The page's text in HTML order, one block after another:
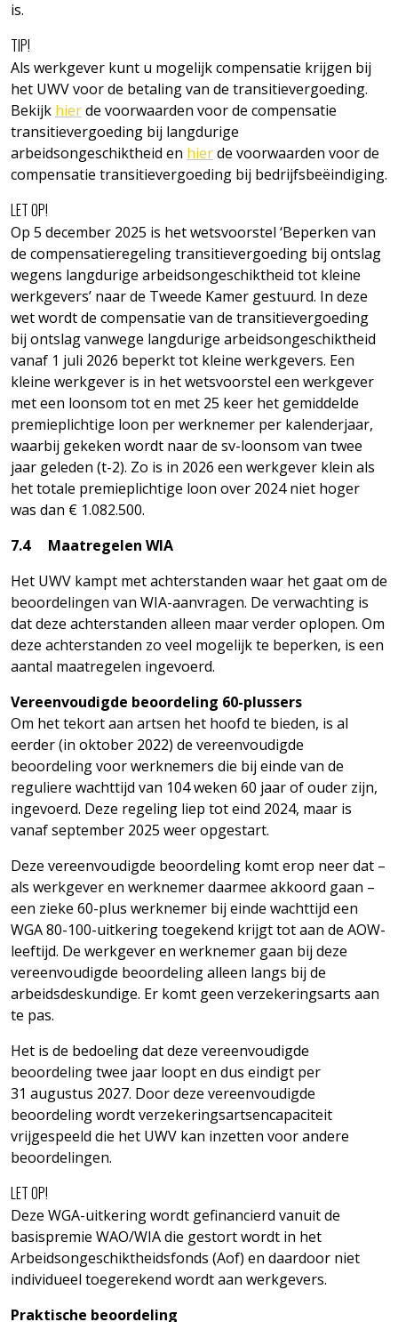
is.
TIP!
Als werkgever kunt u mogelijk compensatie krijgen bij
het UWV voor de betaling van de transitievergoeding.
Bekijk hierde voorwaarden voor de compensatie
transitievergoeding bij langdurige
arbeidsongeschiktheid en hierde voorwaarden voor de
compensatie transitievergoeding bij bedrijfsbeëindiging.
LET OP!
Op 5 december 2025 is het wetsvoorstel ‘Beperken van
de compensatieregeling transitievergoeding bij ontslag
wegens langdurige arbeidsongeschiktheid tot kleine
werkgevers’ naar de Tweede Kamer gestuurd. In deze
wet wordt de compensatie van de transitievergoeding
bij ontslag vanwege langdurige arbeidsongeschiktheid
vanaf 1 juli 2026 beperkt tot kleine werkgevers. Een
kleine werkgever is in het wetsvoorstel een werkgever
met een loonsom tot en met 25 keer het gemiddelde
premieplichtige loon per werknemer per kalenderjaar,
waarbij gekeken wordt naar de sv-loonsom van twee
jaar geleden (t-2). Zo is in 2026 een werkgever klein als
het totale premieplichtige loon over 2024 niet hoger
was dan € 1.082.500.
7.4 Maatregelen WIA
Het UWV kampt met achterstanden waar het gaat om de
beoordelingen van WIA-aanvragen. De verwachting is
dat deze achterstanden alleen maar verder oplopen. Om
deze achterstanden zo veel mogelijk te beperken, is een
aantal maatregelen ingevoerd.
Vereenvoudigde beoordeling 60-plussers
Om het tekort aan artsen het hoofd te bieden, is al
eerder (in oktober 2022) de vereenvoudigde
beoordeling voor werknemers die bij einde van de
reguliere wachttijd van 104 weken 60 jaar of ouder zijn,
ingevoerd. Deze regeling liep tot eind 2024, maar is
vanaf september 2025 weer opgestart.
Deze vereenvoudigde beoordeling komt erop neer dat –
als werkgever en werknemer daarmee akkoord gaan –
een zieke 60-plus werknemer bij einde wachttijd een
WGA 80-100-uitkering toegekend krijgt tot aan de AOW-
leeftijd. De werkgever en werknemer gaan bij deze
vereenvoudigde beoordeling alleen langs bij de
arbeidsdeskundige. Er komt geen verzekeringsarts aan
te pas.
Het is de bedoeling dat deze vereenvoudigde
beoordeling twee jaar loopt en dus eindigt per
31 augustus 2027. Door deze vereenvoudigde
beoordeling wordt verzekeringsartsencapaciteit
vrijgespeeld die het UWV kan inzetten voor andere
beoordelingen.
LET OP!
Deze WGA-uitkering wordt gefinancierd vanuit de
basispremie WAO/WIA die gestort wordt in het
Arbeidsongeschiktheidsfonds (Aof) en daardoor niet
individueel toegerekend wordt aan werkgevers.
Praktische beoordeling